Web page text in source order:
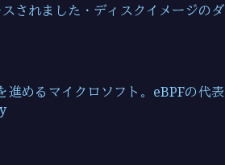
されました・ディスクイメージのダ
めるマイクロソフト。eBPFの代表